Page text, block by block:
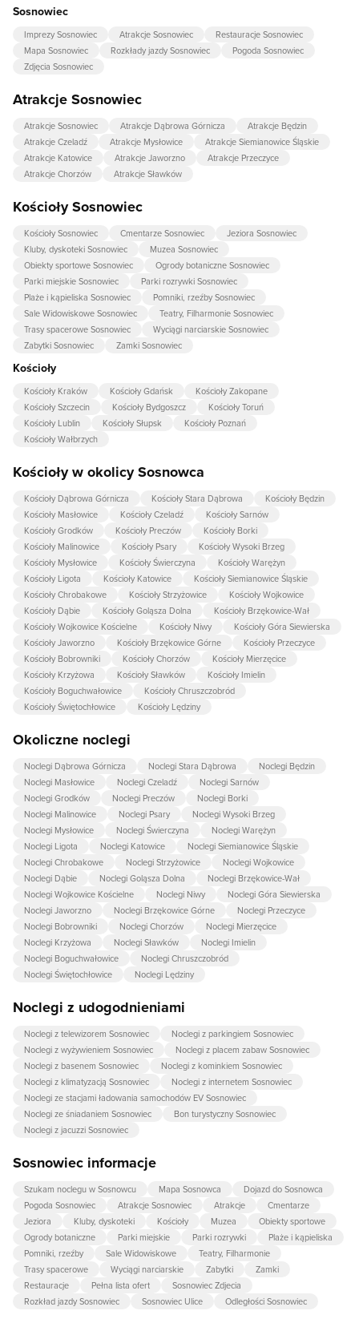
Sosnowiec
Imprezy Sosnowiec Atrakcje Sosnowiec
Restauracje Sosnowiec
Mapa Sosnowiec
Rozkłady jazdy Sosnowiec
Pogoda Sosnowiec
Zdjęcia Sosnowiec
Atrakcje Sosnowiec
Atrakcje Sosnowiec Atrakcje Dąbrowa Górnicza
Atrakcje Będzin
Atrakcje Czeladź
Atrakcje Mysłowice
Atrakcje Siemianowice Śląskie
Atrakcje Katowice
Atrakcje Jaworzno
Atrakcje Przeczyce
Atrakcje Chorzów
Atrakcje Sławków
Kościoły Sosnowiec
Kościoły Sosnowiec Cmentarze Sosnowiec
Jeziora Sosnowiec
Kluby, dyskoteki Sosnowiec
Muzea Sosnowiec
Obiekty sportowe Sosnowiec
Ogrody botaniczne Sosnowiec
Parki miejskie Sosnowiec
Parki rozrywki Sosnowiec
Plaże i kąpieliska Sosnowiec
Pomniki, rzeźby Sosnowiec
Sale Widowiskowe Sosnowiec
Teatry, Filharmonie Sosnowiec
Trasy spacerowe Sosnowiec
Wyciągi narciarskie Sosnowiec
Zabytki Sosnowiec
Zamki Sosnowiec
Kościoły
Kościoły Kraków Kościoły Gdańsk
Kościoły Zakopane
Kościoły Szczecin
Kościoły Bydgoszcz
Kościoły Toruń
Kościoły Lublin
Kościoły Słupsk
Kościoły Poznań
Kościoły Wałbrzych
Kościoły w okolicy Sosnowca
Kościoły Dąbrowa Górnicza Kościoły Stara Dąbrowa
Kościoły Będzin
Kościoły Masłowice
Kościoły Czeladź
Kościoły Sarnów
Kościoły Grodków
Kościoły Preczów
Kościoły Borki
Kościoły Malinowice
Kościoły Psary
Kościoły Wysoki Brzeg
Kościoły Mysłowice
Kościoły Świerczyna
Kościoły Warężyn
Kościoły Ligota
Kościoły Katowice
Kościoły Siemianowice Śląskie
Kościoły Chrobakowe
Kościoły Strzyżowice
Kościoły Wojkowice
Kościoły Dąbie
Kościoły Goląsza Dolna
Kościoły Brzękowice-Wał
Kościoły Wojkowice Kościelne
Kościoły Niwy
Kościoły Góra Siewierska
Kościoły Jaworzno
Kościoły Brzękowice Górne
Kościoły Przeczyce
Kościoły Bobrowniki
Kościoły Chorzów
Kościoły Mierzęcice
Kościoły Krzyżowa
Kościoły Sławków
Kościoły Imielin
Kościoły Boguchwałowice
Kościoły Chruszczobród
Kościoły Świętochłowice
Kościoły Lędziny
Okoliczne noclegi
Noclegi Dąbrowa Górnicza Noclegi Stara Dąbrowa
Noclegi Będzin
Noclegi Masłowice
Noclegi Czeladź
Noclegi Sarnów
Noclegi Grodków
Noclegi Preczów
Noclegi Borki
Noclegi Malinowice
Noclegi Psary
Noclegi Wysoki Brzeg
Noclegi Mysłowice
Noclegi Świerczyna
Noclegi Warężyn
Noclegi Ligota
Noclegi Katowice
Noclegi Siemianowice Śląskie
Noclegi Chrobakowe
Noclegi Strzyżowice
Noclegi Wojkowice
Noclegi Dąbie
Noclegi Goląsza Dolna
Noclegi Brzękowice-Wał
Noclegi Wojkowice Kościelne
Noclegi Niwy
Noclegi Góra Siewierska
Noclegi Jaworzno
Noclegi Brzękowice Górne
Noclegi Przeczyce
Noclegi Bobrowniki
Noclegi Chorzów
Noclegi Mierzęcice
Noclegi Krzyżowa
Noclegi Sławków
Noclegi Imielin
Noclegi Boguchwałowice
Noclegi Chruszczobród
Noclegi Świętochłowice
Noclegi Lędziny
Noclegi z udogodnieniami
Noclegi z telewizorem Sosnowiec
Noclegi z parkingiem Sosnowiec
Noclegi z wyżywieniem Sosnowiec
Noclegi z placem zabaw Sosnowiec
Noclegi z basenem Sosnowiec
Noclegi z kominkiem Sosnowiec
Noclegi z klimatyzacją Sosnowiec
Noclegi z internetem Sosnowiec
Noclegi ze stacjami ładowania samochodów EV Sosnowiec
Noclegi ze śniadaniem Sosnowiec
Bon turystyczny Sosnowiec
Noclegi z jacuzzi Sosnowiec
Sosnowiec informacje
Szukam noclegu w Sosnowcu Mapa Sosnowca
Dojazd do Sosnowca
Pogoda Sosnowiec
Atrakcje Sosnowiec Atrakcje
Cmentarze
Jeziora
Kluby, dyskoteki Kościoły Muzea
Obiekty sportowe
Ogrody botaniczne
Parki miejskie Parki rozrywki
Plaże i kąpieliska
Pomniki, rzeźby
Sale Widowiskowe
Teatry, Filharmonie
Trasy spacerowe
Wyciągi narciarskie Zabytki
Zamki
Restauracje
Pełna lista ofert
Sosnowiec Zdjecia
Rozkład jazdy Sosnowiec
Sosnowiec Ulice Odległości Sosnowiec